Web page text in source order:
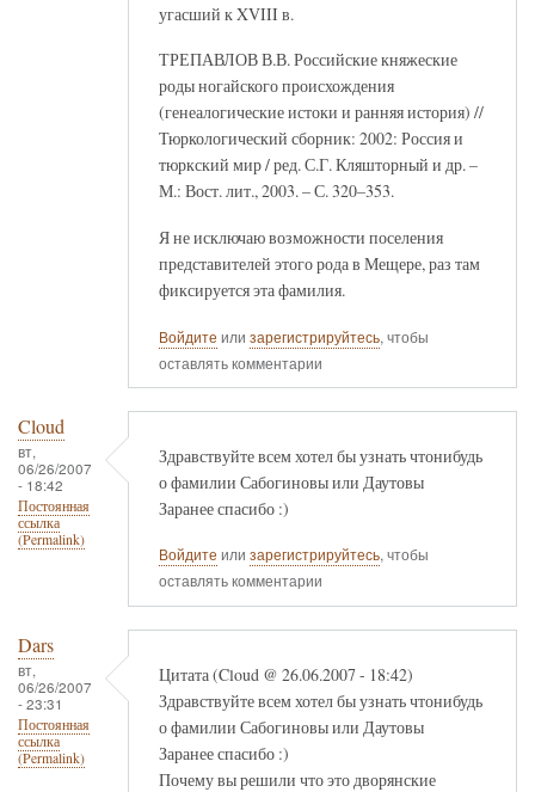
угасший к XVIII в.
ТРЕПАВЛОВ В.В. Российские княжеские
роды ногайского происхождения
(генеалогические истоки и ранняя история) //
Тюркологический сборник: 2002: Россия и
тюркский мир / ред. С.Г. Кляшторный и др. –
М.: Вост. лит., 2003. – С. 320–353.
Я не исключаю возможности поселения
представителей этого рода в Мещере, раз там
фиксируется эта фамилия.
Войдите или зарегистрируйтесь, чтобы
оставлять комментарии
Cloud
вт,
06/26/2007
- 18:42
Постоянная
ссылка
(Permalink)
Здравствуйте всем хотел бы узнать чтонибудь
о фамилии Сабогиновы или Даутовы
Заранее спасибо :)
Войдите или зарегистрируйтесь, чтобы
оставлять комментарии
Dars
вт,
06/26/2007
- 23:31
Постоянная
ссылка
(Permalink)
Цитата (Cloud @ 26.06.2007 - 18:42)
Здравствуйте всем хотел бы узнать чтонибудь
о фамилии Сабогиновы или Даутовы
Заранее спасибо :)
Почему вы решили что это дворянские